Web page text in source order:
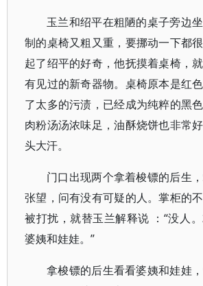
玉兰和绍平在粗陋的桌子旁边
制的桌椅又粗又重，要挪动一下都
起了绍平的好奇，他抚摸着桌椅，
有见过的新奇器物。桌椅原本是红
了太多的污渍，已经成为纯粹的黑
肉粉汤汤浓味足，油酥烧饼也非常
头大汗。
门口出现两个拿着梭镖的后生
张望，问有没有可疑的人。掌柜的
被打扰，就替玉兰解释说 ：“没人
婆姨和娃娃。”
拿梭镖的后生看看婆姨和娃娃